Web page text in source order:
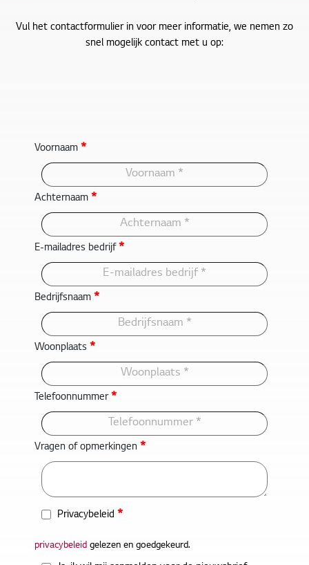
Vul het contactformulier in voor meer informatie, we nemen zo
snel mogelijk contact met u op:
Voornaam *
Achternaam *
E-mailadres bedrijf*
Bedrijfsnaam *
Woonplaats *
Telefoonnummer*
Vragen of opmerkingen *
Privacybeleid *
privacybeleid gelezen en goedgekeurd.